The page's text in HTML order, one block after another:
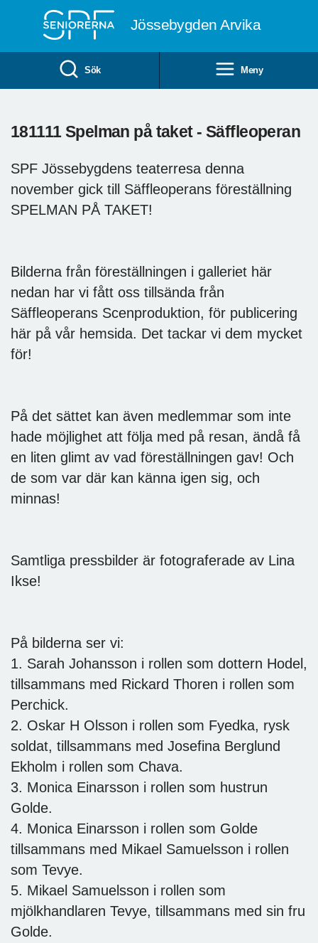
Jössebygden Arvika
Sök Meny
181111 Spelman på taket - Säffleoperan
SPF Jössebygdens teaterresa denna
november gick till Säffleoperans föreställning
SPELMAN PÅ TAKET!
Bilderna från föreställningen i galleriet här
nedan har vi fått oss tillsända från
Säffleoperans Scenproduktion, för publicering
här på vår hemsida. Det tackar vi dem mycket
för!
På det sättet kan även medlemmar som inte
hade möjlighet att följa med på resan, ändå få
en liten glimt av vad föreställningen gav! Och
de som var där kan känna igen sig, och
minnas!
Samtliga pressbilder är fotograferade av Lina
Ikse!
På bilderna ser vi:
1. Sarah Johansson i rollen som dottern Hodel,
tillsammans med Rickard Thoren i rollen som
Perchick.
2. Oskar H Olsson i rollen som Fyedka, rysk
soldat, tillsammans med Josefina Berglund
Ekholm i rollen som Chava.
3. Monica Einarsson i rollen som hustrun
Golde.
4. Monica Einarsson i rollen som Golde
tillsammans med Mikael Samuelsson i rollen
som Tevye.
5. Mikael Samuelsson i rollen som
mjölkhandlaren Tevye, tillsammans med sin fru
Golde.